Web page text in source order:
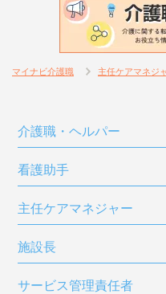
マイナビ介護職 主任ケアマネジ
介護職・ヘルパー
看護助手
主任ケアマネジャー
施設長
サービス管理責任者